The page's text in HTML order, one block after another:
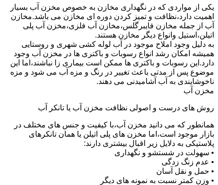
یکی از مواردی که در نگهداری مخازن به خصوص مخزن آب بسیار
اهمیت دارد،نظافت و تمیز کردن دوره ای مخازن می باشد.مخازن
آب از جمله مخازن فایبرگلس،مخازن آب فلزی،مخزن آب پلی
اتیلن،استیل وانواع دیگر مخازن هستند.
به دلیل وجود املاح موجود در آب لوله کشی شهری و روستایی
همیشه امکان رشد انواع رسوبات و باکتری ها در مخزن آب وجود
دارد.این رسوبات و باکتری ها ممکن است بیماری زا نباشند،اما این
موضوع پس از مدتی باعث تغییر در رنگ و مزه آب می شود و مزه
ناخوشایندی به آب آشامیدنی می دهند.
مخزن آب
روش های درست و اصولی نظافت مخزن آب یا تانکر آب
همانطور که می دانید مخزن آب،با کیفیت و جنس های مختلف در
بازار موجود است،اما مخزن های پلی اتیلن یا همان تانکرهای
پلاستیکی به دلایل زیر اقبال بیشتری دارند:
• سهولت در شستشو و نگهداری
• عدم زنگ زدگی
• حمل و نقل آسان
• وزن کمتر نسبت به نمونه های دیگر